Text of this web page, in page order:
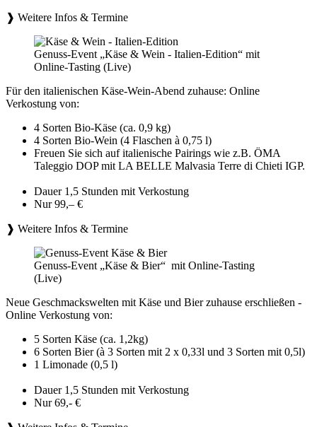
❱ Weitere Infos & Termine
Genuss-Event „Käse & Wein - Italien-Edition“ mit
Online-Tasting (Live)
Für den italienischen Käse-Wein-Abend zuhause: Online
Verkostung von:
4 Sorten Bio-Käse (ca. 0,9 kg)
4 Sorten Bio-Wein (4 Flaschen à 0,75 l)
Freuen Sie sich auf italienische Pairings wie z.B. ÖMA
Taleggio DOP mit LA BELLE Malvasia Terre di Chieti IGP.
Dauer 1,5 Stunden mit Verkostung
Nur 99,– €
❱ Weitere Infos & Termine
Genuss-Event „Käse & Bier“ mit Online-Tasting
(Live)
Neue Geschmackswelten mit Käse und Bier zuhause erschließen -
Online Verkostung von:
5 Sorten Käse (ca. 1,2kg)
6 Sorten Bier (à 3 Sorten mit 2 x 0,33l und 3 Sorten mit 0,5l)
1 Limonade (0,5 l)
Dauer 1,5 Stunden mit Verkostung
Nur 69,- €